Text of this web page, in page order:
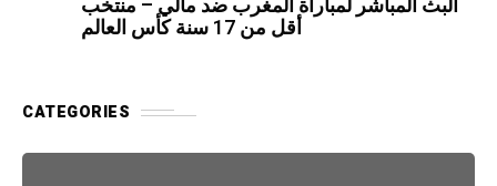
البث المباشر لمباراة المغرب ضد مالي – منتخب
أقل من 17 سنة كأس العالم
CATEGORIES